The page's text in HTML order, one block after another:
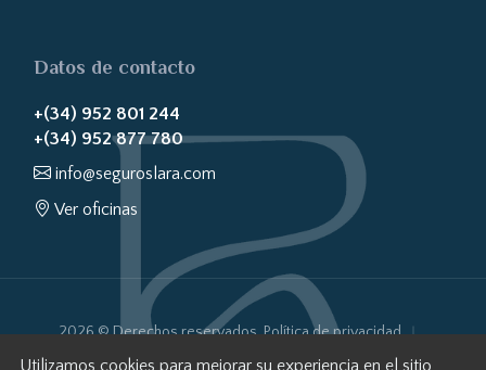
Utilizamos cookies para mejorar su experiencia en el sitio
Datos de contacto
+(34) 952 801 244
+(34) 952 877 780
info@seguroslara.com
Ver oficinas
2026 © Derechos reservados.Política de privacidad
Política de cookies
Aviso Legal
Transparencia Web